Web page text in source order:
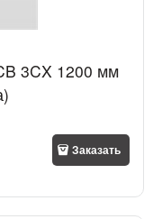
3CX 1200 мм
Заказать